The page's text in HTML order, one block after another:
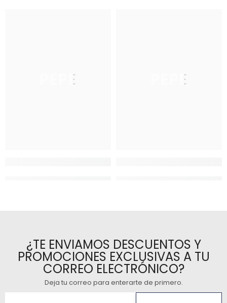
PEPE PEPE
¿TE ENVIAMOS DESCUENTOS Y
PROMOCIONES EXCLUSIVAS A TU
CORREO ELECTRÓNICO?
Deja tu correo para enterarte de primero.